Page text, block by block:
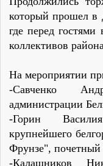
который прошел в
где перед гостями
коллективов
На мероприятии
-Савченко
администрации
-Горин
крупнейшего
Фрунзе", почетный
-Калашников